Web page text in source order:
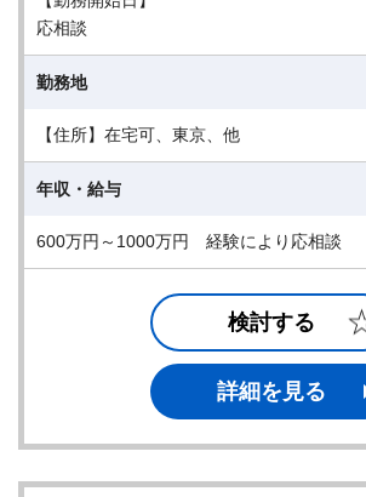
応相談
勤務地
【住所】在宅可、東京、他
年収・給与
600万円～1000万円 経験により応相談
検討する
詳細を見る